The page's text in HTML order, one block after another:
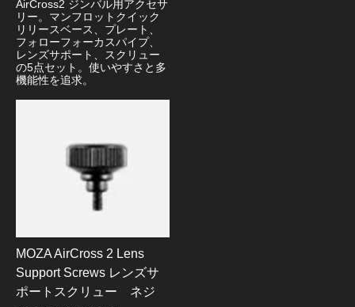
AirCross2 ジンバル用アクセサ
リー。マンフロットクイック
リリースベース、プレート、
フォローフォーカスパイプ、
レンズサポート、スクリュー
の5点セット。使いやすさと多
機能性を追求。
MOZA AirCross 2 Lens
Support Screws レンズサ
ポートスクリュー ネジ